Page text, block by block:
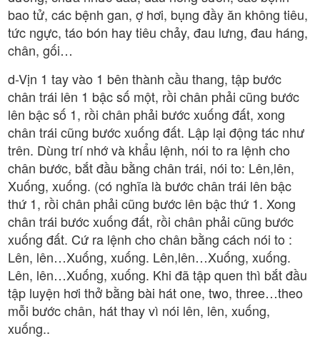
bao tử, các bệnh gan, ợ hơi, bụng đầy ăn không tiêu,
tức ngực, táo bón hay tiêu chảy, đau lưng, đau háng,
chân, gối…
d-Vịn 1 tay vào 1 bên thành cầu thang, tập bước
chân trái lên 1 bậc số một, rồi chân phải cũng bước
lên bậc số 1, rồi chân phải bước xuống đất, xong
chân trái cũng bước xuống đất. Lập lại động tác như
trên. Dùng trí nhớ và khẩu lệnh, nói to ra lệnh cho
chân bước, bắt đầu bằng chân trái, nói to: Lên,lên,
Xuống, xuống. (có nghĩa là bước chân trái lên bậc
thứ 1, rồi chân phải cũng bước lên bậc thứ 1. Xong
chân trái bước xuống đất, rồi chân phải cũng bước
xuống đất. Cứ ra lệnh cho chân bằng cách nói to :
Lên, lên…Xuống, xuống. Lên,lên…Xuống, xuống.
Lên, lên…Xuống, xuống. Khi đã tập quen thì bắt đầu
tập luyện hơi thở bằng bài hát one, two, three…theo
mỗi bước chân, hát thay vì nói lên, lên, xuống,
xuống..